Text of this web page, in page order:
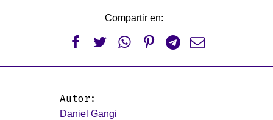
Compartir en:
     
Autor:
Daniel Gangi